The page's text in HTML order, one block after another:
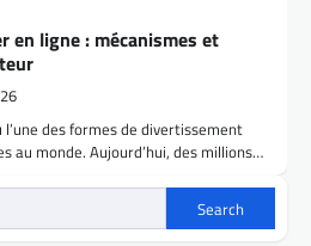
en ligne : mécanismes et
des formes de divertissement
au monde. Aujourd’hui, des millions…
Search